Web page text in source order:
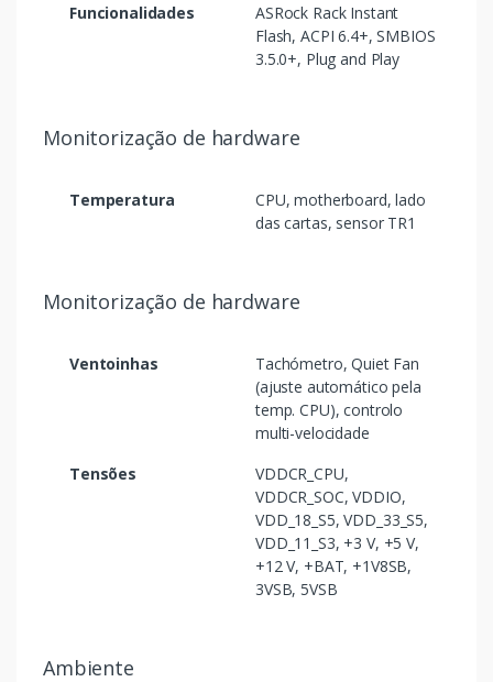
Funcionalidades
ASRock Rack Instant
Flash, ACPI 6.4+, SMBIOS
3.5.0+, Plug and Play
Monitorização de hardware
Temperatura
CPU, motherboard, lado
das cartas, sensor TR1
Monitorização de hardware
Ventoinhas
Tachómetro, Quiet Fan
(ajuste automático pela
temp. CPU), controlo
multi-velocidade
Tensões
VDDCR_CPU,
VDDCR_SOC, VDDIO,
VDD_18_S5, VDD_33_S5,
VDD_11_S3, +3 V, +5 V,
+12 V, +BAT, +1V8SB,
3VSB, 5VSB
Ambiente